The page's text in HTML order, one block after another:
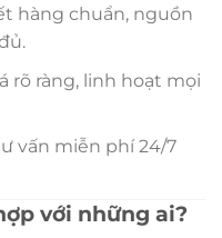
hàng chuẩn, nguồn
rõ ràng, linh hoạt mọi
vấn miễn phí 24/7
với những ai?